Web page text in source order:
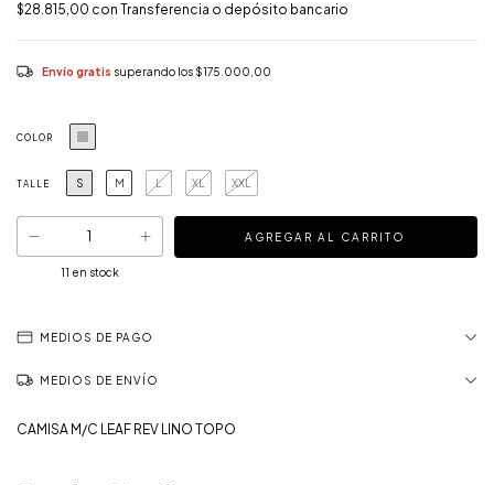
$28.815,00 con Transferencia o depósito bancario
Envío gratis superando los $175.000,00
COLOR
TALLE S M L XL XXL
11 en stock
MEDIOS DE PAGO
MEDIOS DE ENVÍO
CAMISA M/C LEAF REV LINO TOPO